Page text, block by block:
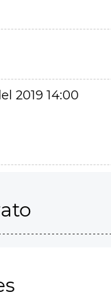
2019 14:00